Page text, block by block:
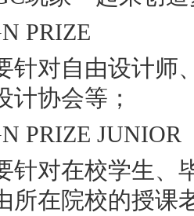
PRIZE
针对自由设计师
计协会等；
PRIZE JUNIOR
针对在校学生、
所在院校的授课